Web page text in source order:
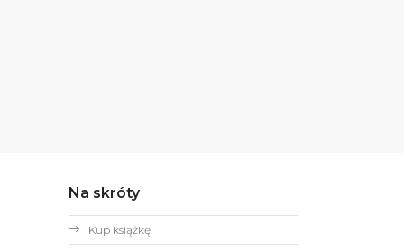
Na skróty
Kup książkę